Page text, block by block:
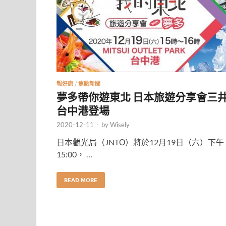
報好康 / 焦點新聞
夢多帶你遊東北 日本旅遊分享會三
台中港登場
2020-12-11 - byWisely
日本觀光局（JNTО）將於12月19日（六）下午
15:00， …
READ MORE